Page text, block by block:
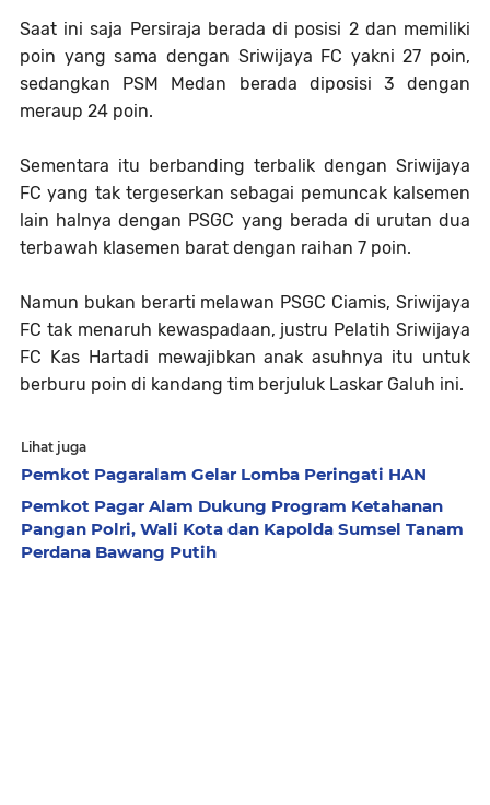
Saat ini saja Persiraja berada di posisi 2 dan memiliki
poin yang sama dengan Sriwijaya FC yakni 27 poin,
sedangkan PSM Medan berada diposisi 3 dengan
meraup 24 poin.
Sementara itu berbanding terbalik dengan Sriwijaya
FC yang tak tergeserkan sebagai pemuncak kalsemen
lain halnya dengan PSGC yang berada di urutan dua
terbawah klasemen barat dengan raihan 7 poin.
Namun bukan berarti melawan PSGC Ciamis, Sriwijaya
FC tak menaruh kewaspadaan, justru Pelatih Sriwijaya
FC Kas Hartadi mewajibkan anak asuhnya itu untuk
berburu poin di kandang tim berjuluk Laskar Galuh ini.
Lihat juga
Pemkot Pagaralam Gelar Lomba Peringati HAN
Pemkot Pagar Alam Dukung Program Ketahanan
Pangan Polri, Wali Kota dan Kapolda Sumsel Tanam
Perdana Bawang Putih